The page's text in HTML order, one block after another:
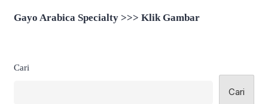
Gayo Arabica Specialty >>> Klik Gambar
Cari
Cari